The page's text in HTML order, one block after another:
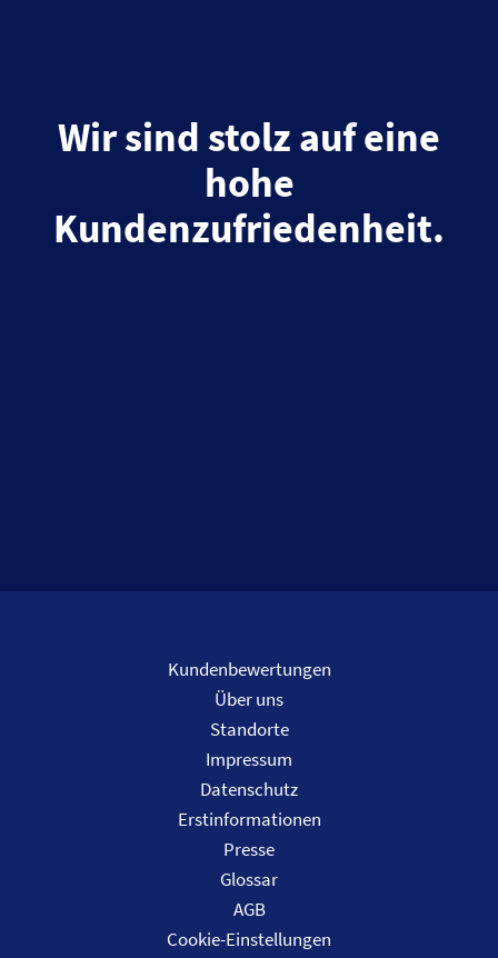
Wir sind stolz auf eine
hohe
Kundenzufriedenheit.
Kundenbewertungen
Über uns
Standorte
Impressum
Datenschutz
Erstinformationen
Presse
Glossar
AGB
Cookie-Einstellungen